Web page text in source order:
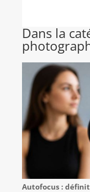
Dans la
Autofocus :